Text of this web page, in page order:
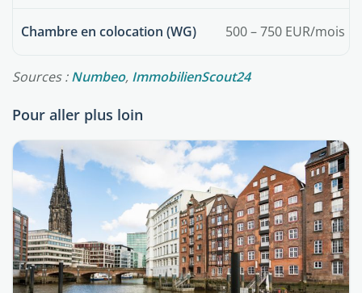
Chambre en colocation (WG) 500 – 750 EUR/mois
Sources :Numbeo, ImmobilienScout24
Pour aller plus loin